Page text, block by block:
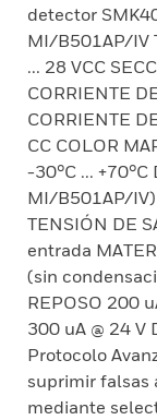
detector
MI/B501AP/IV
... 28 VCC
CORRIENTE
CORRIENTE
CC COLOR
-30°C ...
MI/B501AP/
TENSIÓN DE
entrada
(sin
REPOSO 200
300 uA @ 24
Protocolo
suprimir falsas
mediante